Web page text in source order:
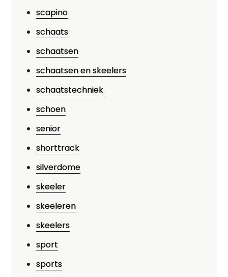
scapino
schaats
schaatsen
schaatsen en skeelers
schaatstechniek
schoen
senior
shorttrack
silverdome
skeeler
skeeleren
skeelers
sport
sports